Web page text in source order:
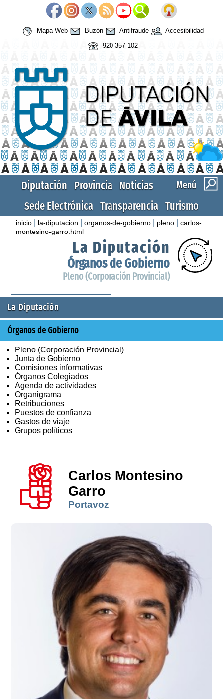
Mapa Web Buzón Antifraude
Accesibilidad
920 357 102
Menú
Diputación Provincia Noticias
Sede Electrónica Transparencia Turismo
inicio la-diputacion |organos-de-gobierno pleno |carlos-
montesino-garro.html
La Diputación
Órganos de Gobierno
Pleno (Corporación Provincial)
La Diputación
Órganos de Gobierno
Pleno (Corporación Provincial)
Junta de Gobierno
Comisiones informativas
Órganos Colegiados
Agenda de actividades
Organigrama
Retribuciones
Puestos de confianza
Gastos de viaje
Grupos políticos
Carlos Montesino
Garro
Portavoz